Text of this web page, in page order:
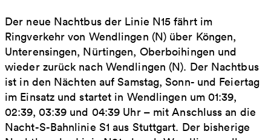
Der neue Nachtbus der Linie N15 fährt im
Ringverkehr von Wendlingen (N) über Köngen,
Unterensingen, Nürtingen, Oberboihingen und
wieder zurück nach Wendlingen (N). Der Nachtbus
ist in den Nächten auf Samstag, Sonn- und Feiertag
im Einsatz und startet in Wendlingen um 01:39,
02:39, 03:39 und 04:39 Uhr – mit Anschluss an die
Nacht-S-Bahnlinie S1 aus Stuttgart. Der bisherige